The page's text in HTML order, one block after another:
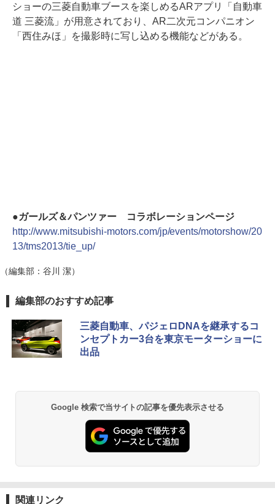
ショーの三菱自動車ブースを楽しめるARアプリ「自動車
道 三菱流」が用意されており、AR二次元コンパニオン
「西住みほ」を撮影時に写し込める機能などがある。
●ガールズ＆パンツァー コラボレーションページ
http://www.mitsubishi-motors.com/jp/events/motorshow/20
13/tms2013/tie_up/
（編集部：谷川 潔）
編集部のおすすめ記事
三菱自動車、パジェロDNAを継承するコ
ンセプトカー3台を東京モーターショーに
出品
Google 検索で当サイトの記事を優先表示させる
関連リンク